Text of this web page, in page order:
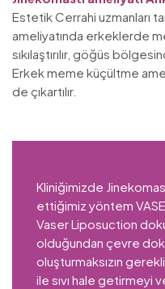
Estetik Cerrahi uzmanları
ameliyatında erkeklerde
sıkılaştırılır, göğüs
Erkek meme küçültme
de çıkartılır.
Kliniğimizde
ettiğimiz yöntem
Vaser Liposuction
olduğundan çevre
oluşturmaksızın
ile sıvı hale getirmeyi